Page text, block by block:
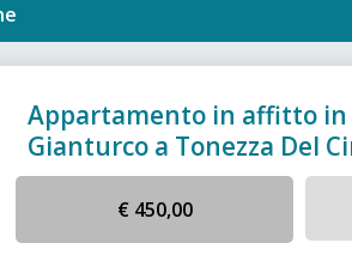
Appartamento in affitto in
Gianturco a Tonezza Del
€ 450,00